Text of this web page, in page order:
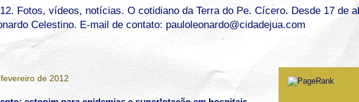
Fotos, vídeos, notícias. O cotidiano da Terra do Pe. Cícero. Desde 17 de
Celestino. E-mail de contato: pauloleonardo@cidadejua.com
de 2012